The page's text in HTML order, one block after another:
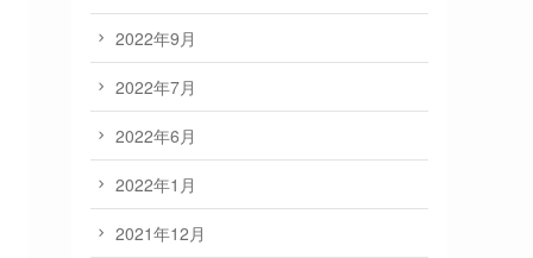
2022年9月
2022年7月
2022年6月
2022年1月
2021年12月